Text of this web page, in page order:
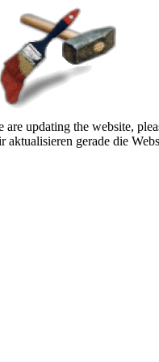
are updating the website,
aktualisieren gerade die